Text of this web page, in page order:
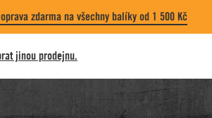
zdarma na všechny balíky od 1 500 Kč
jinou prodejnu.